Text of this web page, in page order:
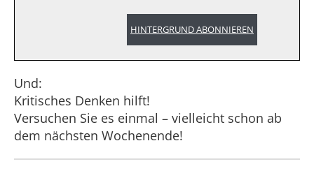
HINTERGRUND ABONNIEREN
Und:
Kritisches Denken hilft!
Versuchen Sie es einmal – vielleicht schon ab
dem nächsten Wochenende!